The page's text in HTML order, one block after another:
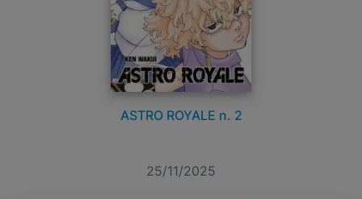
ASTRO ROYALE n. 2
25/11/2025